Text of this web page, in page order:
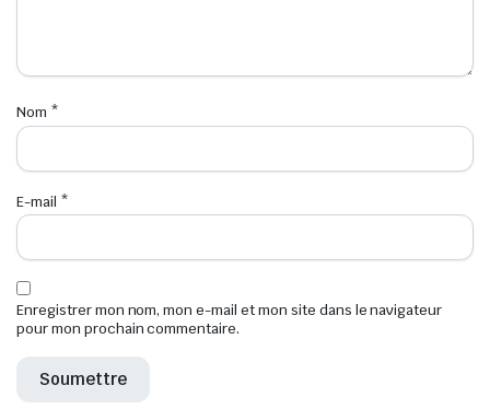
Nom *
E-mail *
Enregistrer mon nom, mon e-mail et mon site dans le navigateur
pour mon prochain commentaire.